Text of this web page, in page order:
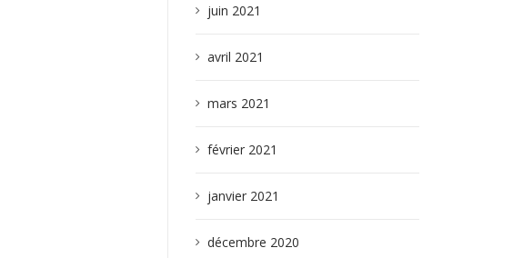
juin 2021
avril 2021
mars 2021
février 2021
janvier 2021
décembre 2020